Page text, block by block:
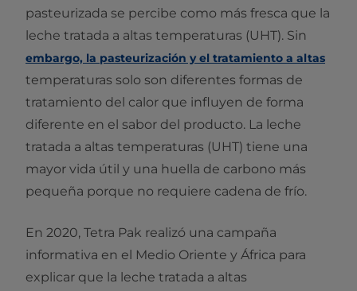
pasteurizada se percibe como más fresca que la
leche tratada a altas temperaturas (UHT). Sin
embargo, la pasteurización y el tratamiento a altas
temperaturas solo son diferentes formas de
tratamiento del calor que influyen de forma
diferente en el sabor del producto. La leche
tratada a altas temperaturas (UHT) tiene una
mayor vida útil y una huella de carbono más
pequeña porque no requiere cadena de frío.
En 2020, Tetra Pak realizó una campaña
informativa en el Medio Oriente y África para
explicar que la leche tratada a altas